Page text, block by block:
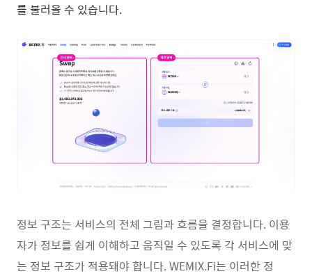
를 불러올 수 있습니다.
정보 구조는 서비스의 전체 그림과 흐름을 결정합니다. 이용
자가 정보를 쉽게 이해하고 움직일 수 있도록 각 서비스에 맞
는 정보 구조가 적용돼야 합니다. WEMIX.Fi는 이러한 정